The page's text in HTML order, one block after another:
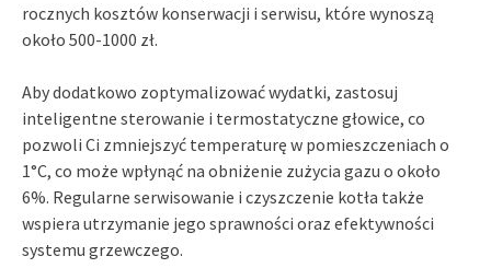
rocznych kosztów konserwacji i serwisu, które wynoszą
około 500-1000 zł.
Aby dodatkowo zoptymalizować wydatki, zastosuj
inteligentne sterowanie i termostatyczne głowice, co
pozwoli Ci zmniejszyć temperaturę w pomieszczeniach o
1°C, co może wpłynąć na obniżenie zużycia gazu o około
6%. Regularne serwisowanie i czyszczenie kotła także
wspiera utrzymanie jego sprawności oraz efektywności
systemu grzewczego.